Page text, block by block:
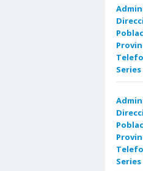
Series
Series